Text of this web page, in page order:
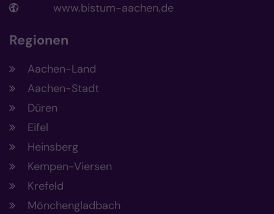
www.bistum-aachen.de
Regionen
Aachen-Land
Aachen-Stadt
Düren
Eifel
Heinsberg
Kempen-Viersen
Krefeld
Mönchengladbach